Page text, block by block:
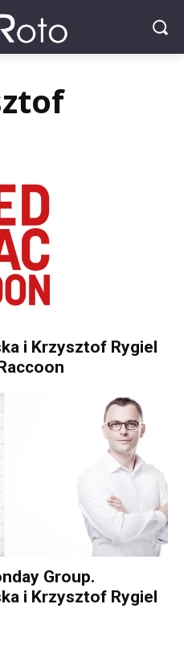
i Krzysztof Rygiel
Group.
i Krzysztof Rygiel